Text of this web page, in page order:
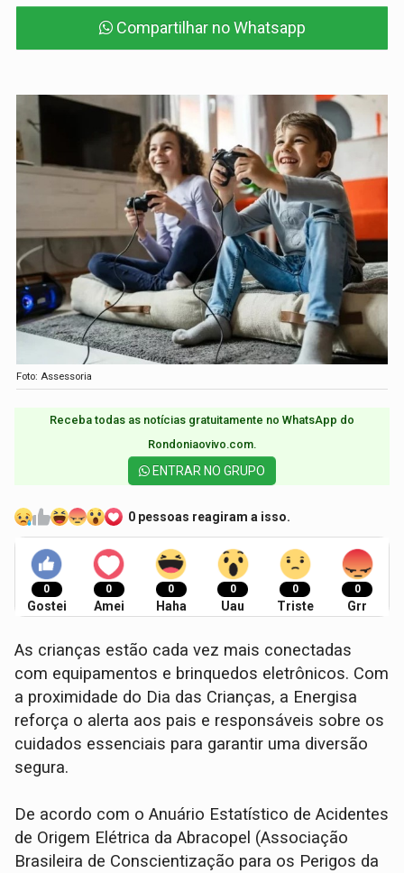
Compartilhar no Whatsapp
Foto: Assessoria
Receba todas as notícias gratuitamente no WhatsApp do
Rondoniaovivo.com.​
ENTRAR NO GRUPO
0 pessoas reagiram a isso.
0
Gostei
0
Amei
0
Haha
0
Uau
0
Triste
0
Grr
As crianças estão cada vez mais conectadas
com equipamentos e brinquedos eletrônicos. Com
a proximidade do Dia das Crianças, a Energisa
reforça o alerta aos pais e responsáveis sobre os
cuidados essenciais para garantir uma diversão
segura.
De acordo com o Anuário Estatístico de Acidentes
de Origem Elétrica da Abracopel (Associação
Brasileira de Conscientização para os Perigos da